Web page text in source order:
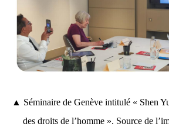
▲ Séminaire de Genève intitulé « Shen
des droits de l’homme ». Source de